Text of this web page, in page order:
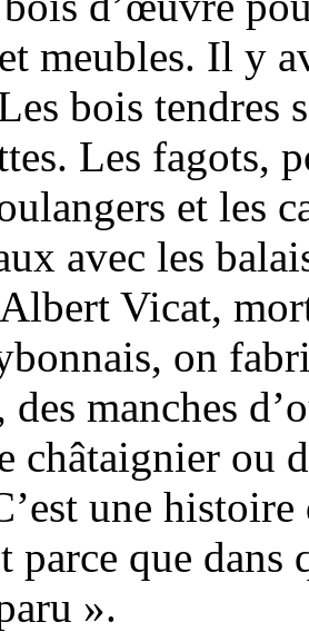
meubles. Il y
bois tendres
Les fagots,
et les
avec les
Vicat,
on
des manches
châtaignier ou
une
parce que dans
».